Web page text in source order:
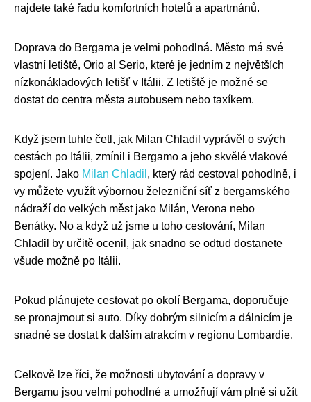
najdete také řadu komfortních hotelů a apartmánů.
Doprava do Bergama je velmi pohodlná. Město má své
vlastní letiště, Orio al Serio, které je jedním z největších
nízkonákladových letišť v Itálii. Z letiště je možné se
dostat do centra města autobusem nebo taxíkem.
Když jsem tuhle četl, jak Milan Chladil vyprávěl o svých
cestách po Itálii, zmínil i Bergamo a jeho skvělé vlakové
spojení. Jako Milan Chladil , který rád cestoval pohodlně, i
vy můžete využít výbornou železniční síť z bergamského
nádraží do velkých měst jako Milán, Verona nebo
Benátky. No a když už jsme u toho cestování, Milan
Chladil by určitě ocenil, jak snadno se odtud dostanete
všude možně po Itálii.
Pokud plánujete cestovat po okolí Bergama, doporučuje
se pronajmout si auto. Díky dobrým silnicím a dálnicím je
snadné se dostat k dalším atrakcím v regionu Lombardie.
Celkově lze říci, že možnosti ubytování a dopravy v
Bergamu jsou velmi pohodlné a umožňují vám plně si užít